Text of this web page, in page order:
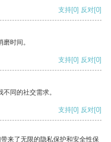
支持[0] 反对[0]
时间。
支持[0] 反对[0]
同的社交需求。
支持[0] 反对[0]
来了无限的隐私保护和安全性保